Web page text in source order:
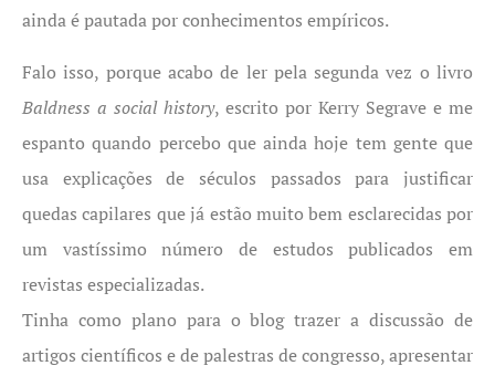
ainda é pautada por conhecimentos empíricos.
Falo isso, porque acabo de ler pela segunda vez o livro
Baldness a social history, escrito por Kerry Segrave e me
espanto quando percebo que ainda hoje tem gente que
usa explicações de séculos passados para justificar
quedas capilares que já estão muito bem esclarecidas por
um vastíssimo número de estudos publicados em
revistas especializadas.
Tinha como plano para o blog trazer a discussão de
artigos científicos e de palestras de congresso, apresentar